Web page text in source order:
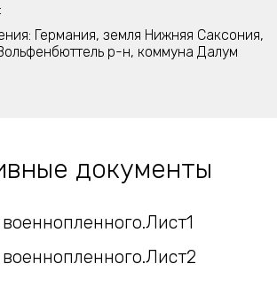
Германия, земля Нижняя Саксония,
р-н, коммуна Далум
документы